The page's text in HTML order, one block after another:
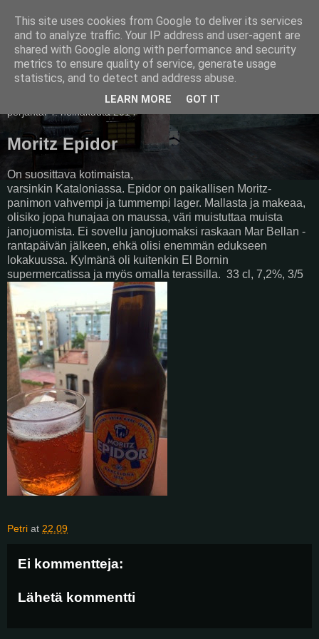
Pullollinen
perjantai 4. heinäkuuta 2014
Moritz Epidor
On suosittava kotimaista,
varsinkin Kataloniassa. Epidor on paikallisen Moritz-
panimon vahvempi ja tummempi lager. Mallasta ja makeaa,
olisiko jopa hunajaa on maussa, väri muistuttaa muista
janojuomista. Ei sovellu janojuomaksi raskaan Mar Bellan -
rantapäivän jälkeen, ehkä olisi enemmän edukseen
lokakuussa. Kylmänä oli kuitenkin El Bornin
supermercatissa ja myös omalla terassilla. 33 cl, 7,2%, 3/5
Petri at 22.09
Ei kommentteja:
Lähetä kommentti
This site uses cookies from Google to deliver its services
and to analyze traffic. Your IP address and user-agent are
shared with Google along with performance and security
metrics to ensure quality of service, generate usage
statistics, and to detect and address abuse.
LEARN MORE GOT IT